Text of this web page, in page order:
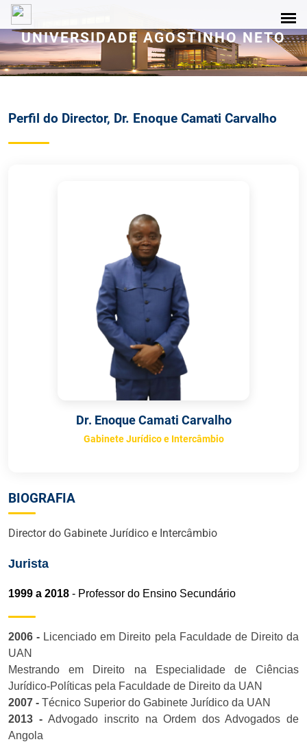
UNIVERSIDADE AGOSTINHO NETO
Perfil do Director, Dr. Enoque Camati Carvalho
Dr. Enoque Camati Carvalho
Gabinete Jurídico e Intercâmbio
BIOGRAFIA
Director do Gabinete Jurídico e Intercâmbio
Jurista
1999 a 2018 - Professor do Ensino Secundário
2006 - Licenciado em Direito pela Faculdade de Direito da
UAN
Mestrando em Direito na Especialidade de Ciências
Jurídico-Políticas pela Faculdade de Direito da UAN
2007 - Técnico Superior do Gabinete Jurídico da UAN
2013 -Advogado inscrito na Ordem dos Advogados de
Angola